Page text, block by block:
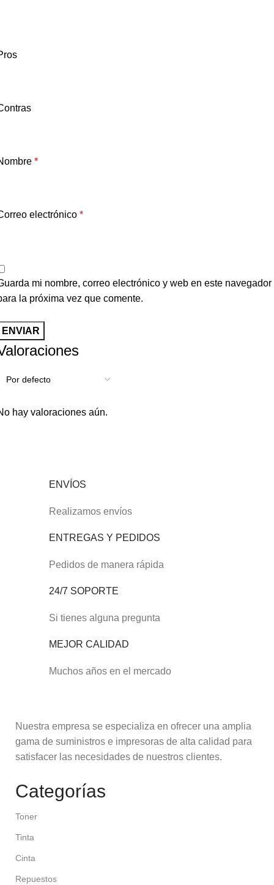
hay valoraciones aún.
*
electrónico *
mi nombre, correo electrónico y web en este navegador
la próxima vez que comente.
ENVÍOS
Realizamos envíos
ENTREGAS Y PEDIDOS
Pedidos de manera rápida
24/7 SOPORTE
Si tienes alguna pregunta
MEJOR CALIDAD
Muchos años en el mercado
Nuestra empresa se especializa en ofrecer una amplia
gama de suministros e impresoras de alta calidad para
satisfacer las necesidades de nuestros clientes.
Categorías
Toner
Tinta
Cinta
Repuestos